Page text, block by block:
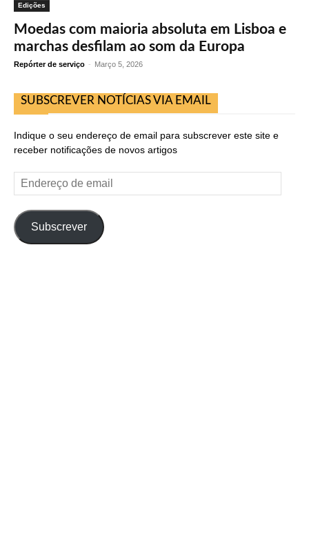
Edições
Moedas com maioria absoluta em Lisboa e
marchas desfilam ao som da Europa
Repórter de serviço - Março 5, 2026
SUBSCREVER NOTÍCIAS VIA EMAIL
Indique o seu endereço de email para subscrever este site e
receber notificações de novos artigos
Endereço
de
Subscrever